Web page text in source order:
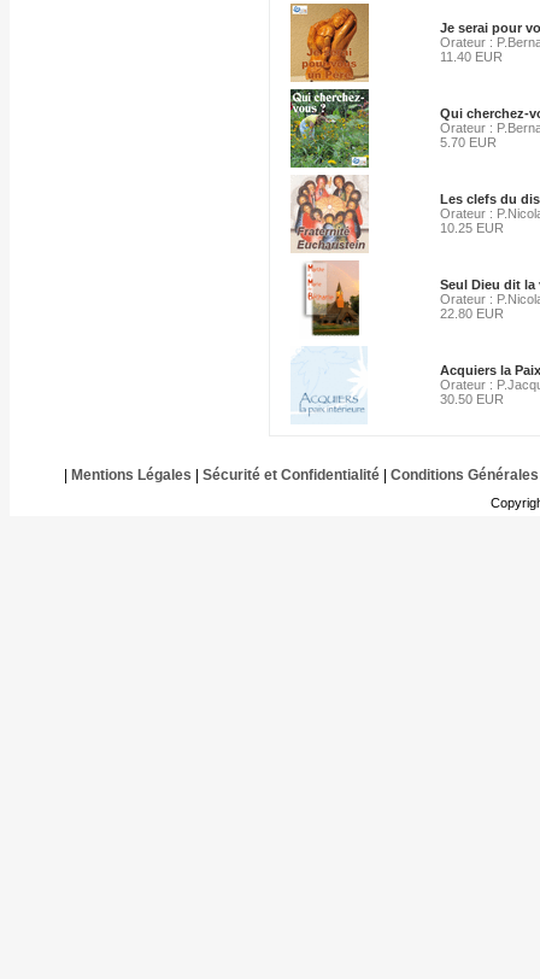
Je serai pour
Orateur :
11.40 EUR
Qui cherchez-
Orateur :
5.70 EUR
Les clefs du
Orateur :
10.25 EUR
Seul Dieu dit la
Orateur :
22.80 EUR
Acquiers la
Orateur :
30.50 EUR
Mentions Légales Sécurité et Confidentialité| Conditions Générales